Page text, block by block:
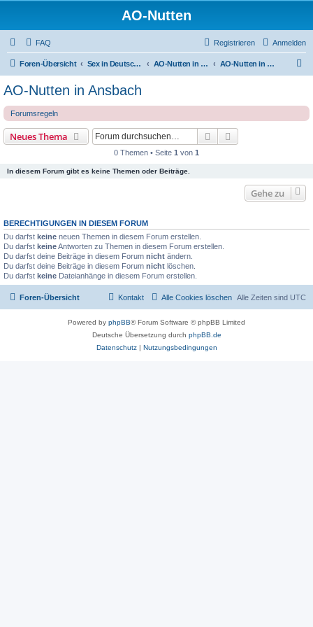
AO-Nutten
FAQ Anmelden
Registrieren
Foren-Übersicht Sex in Deutschland AO-Nutten in Bayern AO-Nutten in Ansbach
AO-Nutten in Ansbach
Forumsregeln
Neues Thema Suche
0 Themen • Seite 1 von 1
In diesem Forum gibt es keine Themen oder Beiträge.
Gehe zu
BERECHTIGUNGEN IN DIESEM FORUM
Du darfst keine neuen Themen in diesem Forum erstellen.
Du darfst keineAntworten zu Themen in diesem Forum erstellen.
Du darfst deine Beiträge in diesem Forum nicht ändern.
Du darfst deine Beiträge in diesem Forum nicht löschen.
Du darfst keine Dateianhänge in diesem Forum erstellen.
Foren-Übersicht Alle Zeiten sind UTC
Alle Cookies löschen
Kontakt
Powered by phpBB® Forum Software © phpBB Limited
Deutsche Übersetzung durch phpBB.de
Datenschutz| Nutzungsbedingungen